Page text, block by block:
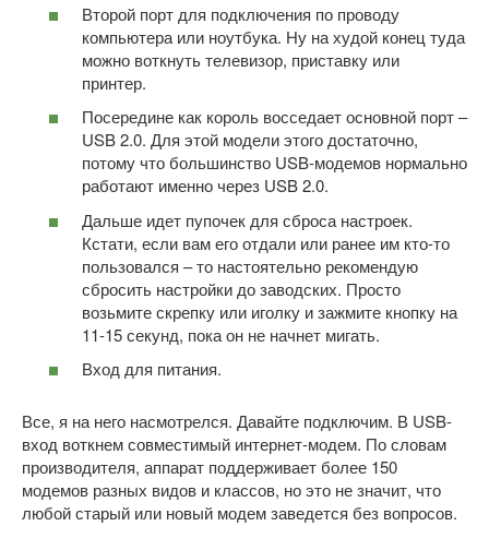
Второй порт для подключения по проводу
компьютера или ноутбука. Ну на худой конец туда
можно воткнуть телевизор, приставку или
принтер.
Посередине как король восседает основной порт –
USB 2.0. Для этой модели этого достаточно,
потому что большинство USB-модемов нормально
работают именно через USB 2.0.
Дальше идет пупочек для сброса настроек.
Кстати, если вам его отдали или ранее им кто-то
пользовался – то настоятельно рекомендую
сбросить настройки до заводских. Просто
возьмите скрепку или иголку и зажмите кнопку на
11-15 секунд, пока он не начнет мигать.
Вход для питания.
Все, я на него насмотрелся. Давайте подключим. В USB-
вход воткнем совместимый интернет-модем. По словам
производителя, аппарат поддерживает более 150
модемов разных видов и классов, но это не значит, что
любой старый или новый модем заведется без вопросов.